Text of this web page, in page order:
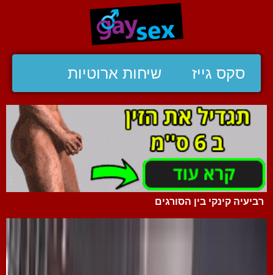
סקס גייז שיחות ארוטיות
רביעיה קינקי בין הסורגים